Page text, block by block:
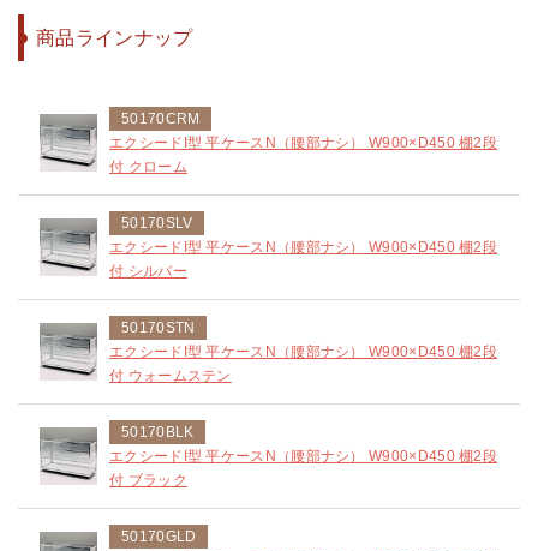
商品ラインナップ
50170CRM
エクシードI型 平ケースN（腰部ナシ） W900×D450 棚2段
付 クローム
50170SLV
エクシードI型 平ケースN（腰部ナシ） W900×D450 棚2段
付 シルバー
50170STN
エクシードI型 平ケースN（腰部ナシ） W900×D450 棚2段
付 ウォームステン
50170BLK
エクシードI型 平ケースN（腰部ナシ） W900×D450 棚2段
付 ブラック
50170GLD